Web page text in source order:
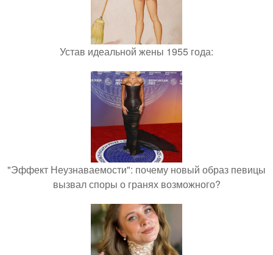
Устав идеальной жены 1955 года:
"Эффект Неузнаваемости": почему новый образ певицы
вызвал споры о гранях возможного?